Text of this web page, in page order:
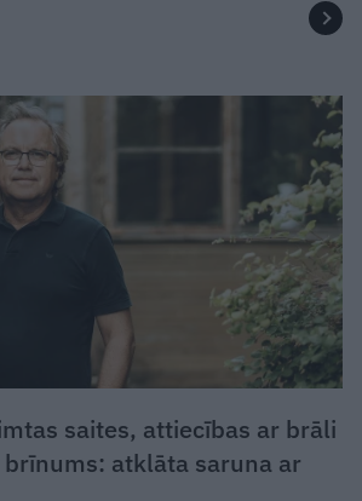
saites, attiecības ar brāli
atklāta saruna ar